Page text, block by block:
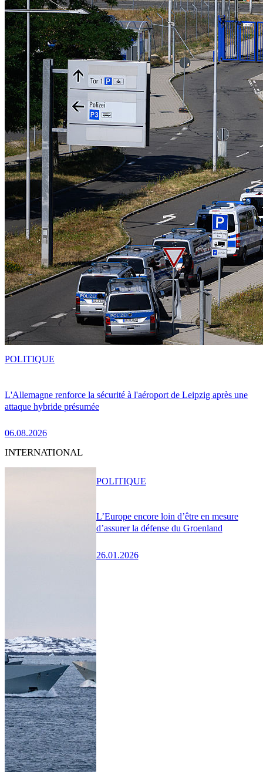
L'Allemagne renforce la sécurité à l'aéroport de Leipzig après une
attaque hybride présumée
06.08.2026
POLITIQUE
INTERNATIONAL
L’Europe encore loin d’être en mesure
d’assurer la défense du Groenland
26.01.2026
POLITIQUE